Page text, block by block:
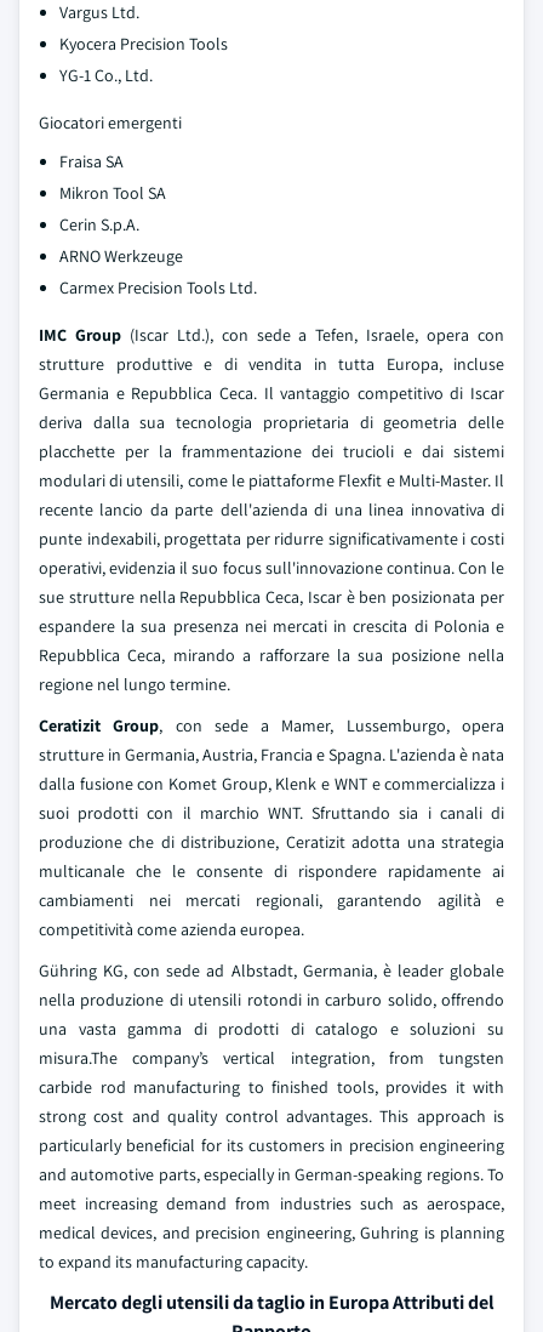
Vargus Ltd.
Kyocera Precision Tools
YG-1 Co., Ltd.
Giocatori emergenti
Fraisa SA
Mikron Tool SA
Cerin S.p.A.
ARNO Werkzeuge
Carmex Precision Tools Ltd.
IMC Group(Iscar Ltd.), con sede a Tefen, Israele, opera con
strutture produttive e di vendita in tutta Europa, incluse
Germania e Repubblica Ceca. Il vantaggio competitivo di Iscar
deriva dalla sua tecnologia proprietaria di geometria delle
placchette per la frammentazione dei trucioli e dai sistemi
modulari di utensili, come le piattaforme Flexfit e Multi-Master. Il
recente lancio da parte dell'azienda di una linea innovativa di
punte indexabili, progettata per ridurre significativamente i costi
operativi, evidenzia il suo focus sull'innovazione continua. Con le
sue strutture nella Repubblica Ceca, Iscar è ben posizionata per
espandere la sua presenza nei mercati in crescita di Polonia e
Repubblica Ceca, mirando a rafforzare la sua posizione nella
regione nel lungo termine.
Ceratizit Group, con sede a Mamer, Lussemburgo, opera
strutture in Germania, Austria, Francia e Spagna. L'azienda è nata
dalla fusione con Komet Group, Klenk e WNT e commercializza i
suoi prodotti con il marchio WNT. Sfruttando sia i canali di
produzione che di distribuzione, Ceratizit adotta una strategia
multicanale che le consente di rispondere rapidamente ai
cambiamenti nei mercati regionali, garantendo agilità e
competitività come azienda europea.
Gühring KG, con sede ad Albstadt, Germania, è leader globale
nella produzione di utensili rotondi in carburo solido, offrendo
una vasta gamma di prodotti di catalogo e soluzioni su
misura.The company’s vertical integration, from tungsten
carbide rod manufacturing to finished tools, provides it with
strong cost and quality control advantages. This approach is
particularly beneficial for its customers in precision engineering
and automotive parts, especially in German-speaking regions. To
meet increasing demand from industries such as aerospace,
medical devices, and precision engineering, Guhring is planning
to expand its manufacturing capacity.
Mercato degli utensili da taglio in Europa Attributi del